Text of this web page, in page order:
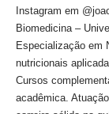
Instagram em
Biomedicina –
Especialização em
nutricionais
Cursos
acadêmica.